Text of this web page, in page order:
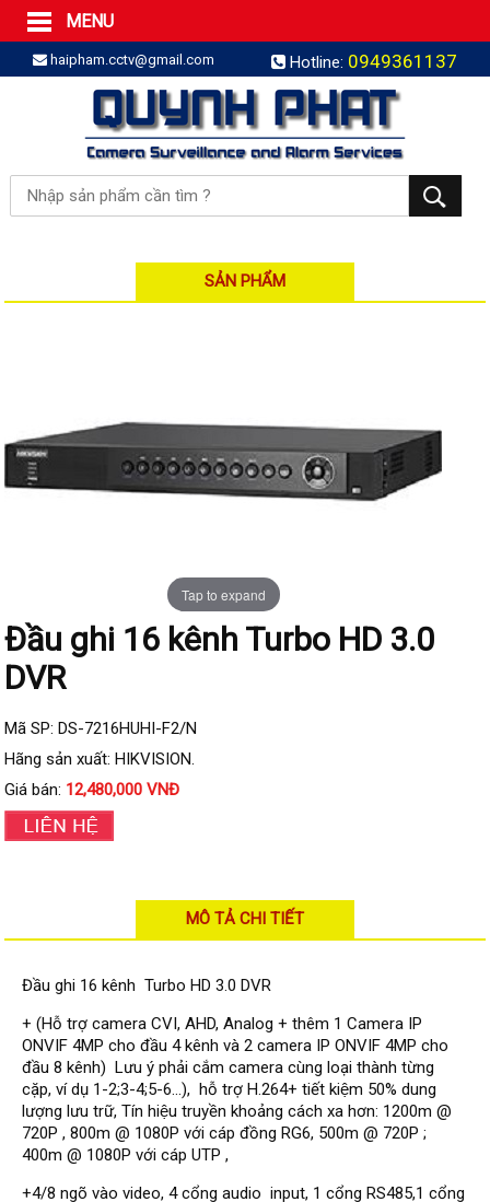
MENU
Trang Chủ
Sản phẩm
SẢN PHẨM TRỌN GÓI
LẮP BÁO TRỘM TRỌN GÓI
LẮP CAMERA TRỌN GÓI
Camera IP
Camera IP KBVISION
Camera IP HIKVISION
Đầu ghi IP | NVR
Đầu ghi IP HIKVISION
Đầu ghi IP KBVISION
Đầu ghi IP Visionhitech
Camera Analog
Camera HIKVISION
Camera Dahua
Camera Visionhitech
Camera KBVISION
Camera HDParagon
Đầu ghi Visionhitech
Đầu ghi Dahua
Đầu ghi KBVISION
Thiết bị chống trộm
Thiết bị chống trộm Paradox
haipham.cctv@gmail.com Hotline: 0949361137
SẢN PHẨM
Tap to expand
Đầu ghi 16 kênh Turbo HD 3.0
DVR
Mã SP: DS-7216HUHI-F2/N
Hãng sản xuất: HIKVISION.
Giá bán: 12,480,000 VNĐ
MÔ TẢ CHI TIẾT
Đầu ghi 16 kênh Turbo HD 3.0 DVR
+ (Hỗ trợ camera CVI, AHD, Analog + thêm 1 Camera IP
ONVIF 4MP cho đầu 4 kênh và 2 camera IP ONVIF 4MP cho
đầu 8 kênh) Lưu ý phải cắm camera cùng loại thành từng
cặp, ví dụ 1-2;3-4;5-6...), hỗ trợ H.264+ tiết kiệm 50% dung
lượng lưu trữ, Tín hiệu truyền khoảng cách xa hơn: 1200m @
720P , 800m @ 1080P với cáp đồng RG6, 500m @ 720P ;
400m @ 1080P với cáp UTP ,
+4/8 ngõ vào video, 4 cổng audio input, 1 cổng RS485,1 cổng